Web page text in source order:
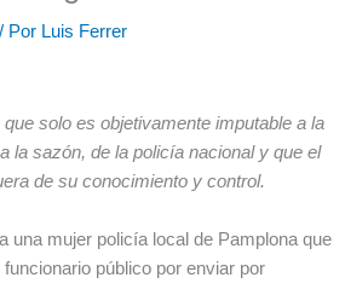
Por Luis Ferrer
solo es objetivamente imputable a la
la sazón, de la policía nacional y que el
de su conocimiento y control.
una mujer policía local de Pamplona que
público por enviar por